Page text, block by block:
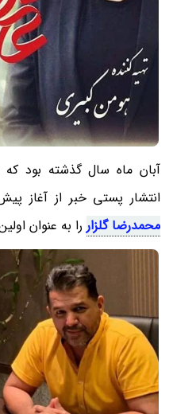
آبان ماه سال گذشته بود که
انتشار پستی خبر از آغاز پیش
محمدرضا گلزاررا به عنوان